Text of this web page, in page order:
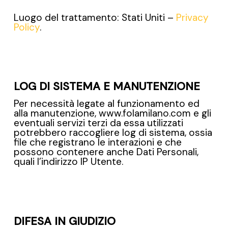
Luogo del trattamento: Stati Uniti – Privacy
Policy.
LOG DI SISTEMA E MANUTENZIONE
Per necessità legate al funzionamento ed
alla manutenzione, www.folamilano.com e gli
eventuali servizi terzi da essa utilizzati
potrebbero raccogliere log di sistema, ossia
file che registrano le interazioni e che
possono contenere anche Dati Personali,
quali l’indirizzo IP Utente.
DIFESA IN GIUDIZIO